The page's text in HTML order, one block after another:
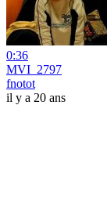
0:36
MVI_2797
fnotot
il y a 20 ans